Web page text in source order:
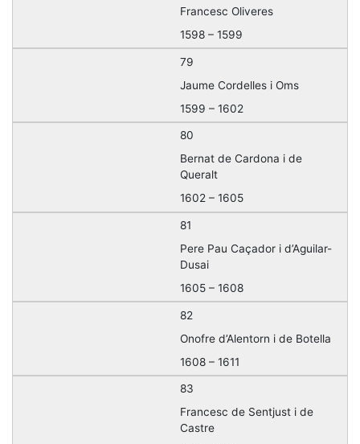
Francesc Oliveres
1598 – 1599
79
Jaume Cordelles i Oms
1599 – 1602
80
Bernat de Cardona i de
Queralt
1602 – 1605
81
Pere Pau Caçador i d’Aguilar-
Dusai
1605 – 1608
82
Onofre d’Alentorn i de Botella
1608 – 1611
83
Francesc de Sentjust i de
Castre